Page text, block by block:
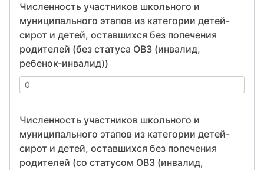
Численность участников школьного и
муниципального этапов из категории детей-
сирот и детей, оставшихся без попечения
родителей (без статуса ОВЗ (инвалид,
ребенок-инвалид))
Численность участников школьного и
муниципального этапов из категории детей-
сирот и детей, оставшихся без попечения
родителей (со статусом ОВЗ (инвалид,